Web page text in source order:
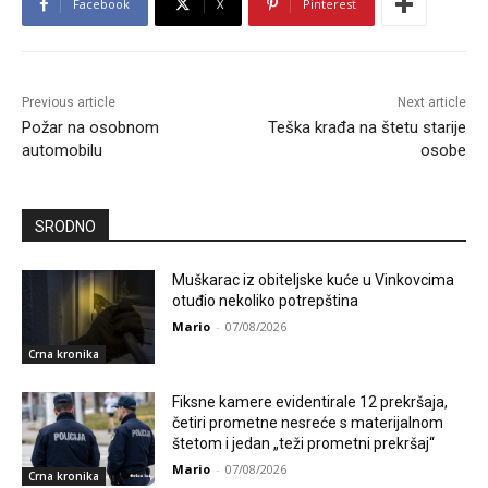
Facebook X Pinterest
Previous article
Požar na osobnom
automobilu
Next article
Teška krađa na štetu starije
osobe
SRODNO
Crna kronika
Muškarac iz obiteljske kuće u Vinkovcima
otuđio nekoliko potrepština
Mario - 07/08/2026
Crna kronika
Fiksne kamere evidentirale 12 prekršaja,
četiri prometne nesreće s materijalnom
štetom i jedan „teži prometni prekršaj“
Mario - 07/08/2026